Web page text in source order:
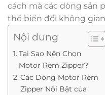
cách mà các dòng sản
thể biến đổi không
Nội dung
Tại Sao Nên Chọn
Motor Rèm Zipper?
Các Dòng Motor Rèm
Zipper Nổi Bật của